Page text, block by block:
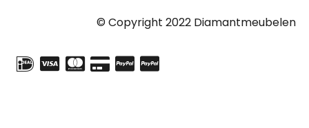
© Copyright 2022 Diamantmeubelen